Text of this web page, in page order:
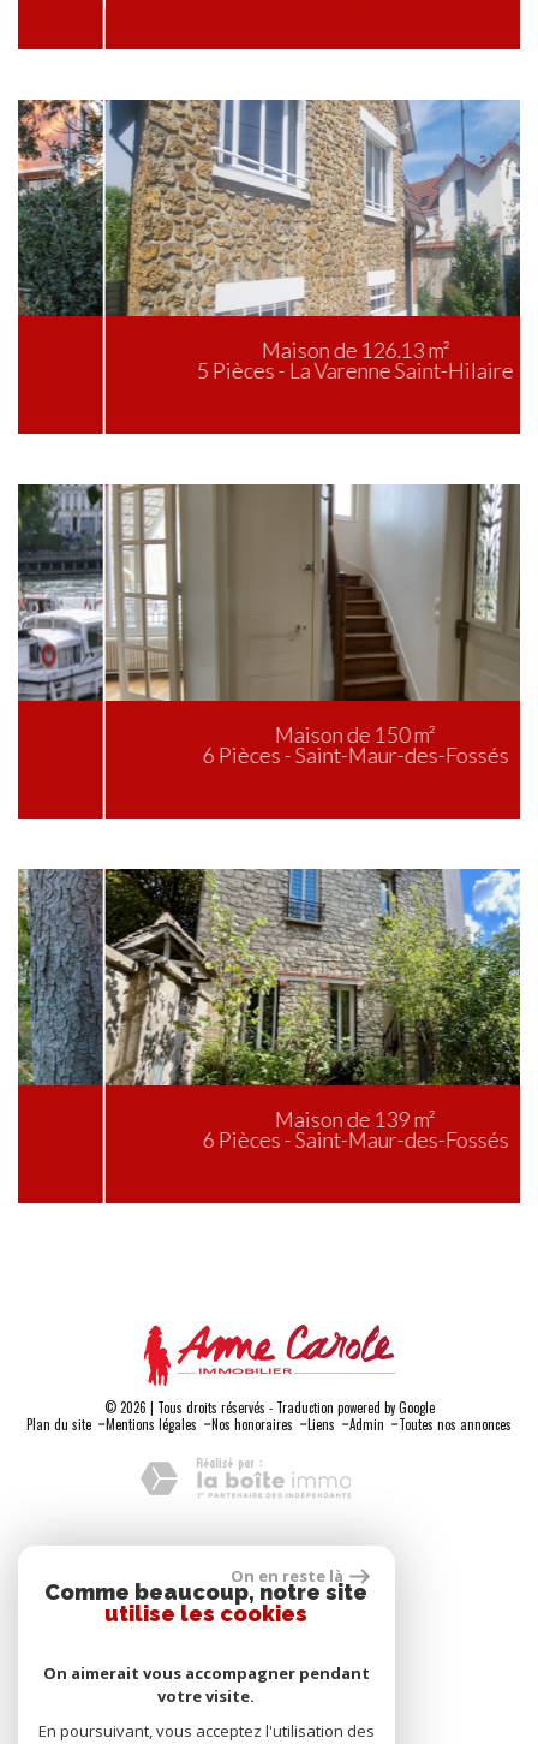
Maison de 126.13 m²
5 Pièces - La Varenne Saint-Hilaire
Maison de 150 m²
6 Pièces - Saint-Maur-des-Fossés
Maison de 139 m²
6 Pièces - Saint-Maur-des-Fossés
© 2026 | Tous droits réservés - Traduction powered by Google
Plan du site -Mentions légales -Nos honoraires -Liens-Admin -Toutes nos annonces
Adhérents
Se connecter
On en reste là
Comme beaucoup, notre site
utilise les cookies
On aimerait vous accompagner pendant
votre visite.
En poursuivant, vous acceptez l'utilisation des